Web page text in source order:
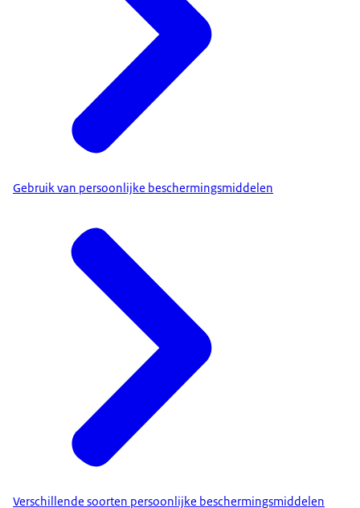
Gebruik van persoonlijke beschermingsmiddelen
Verschillende soorten persoonlijke beschermingsmiddelen